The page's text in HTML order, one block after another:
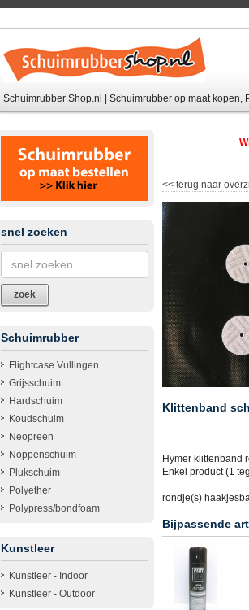
Schuimrubber Shop.nl | Schuimrubber op maat
snel zoeken
zoek
Schuimrubber
Flightcase Vullingen
Grijsschuim
Hardschuim
Koudschuim
Neopreen
Noppenschuim
Plukschuim
Polyether
Polypress/bondfoam
Kunstleer
Kunstleer - Indoor
Kunstleer - Outdoor
<< terug naar
Klittenband
Hymer klittenband
Enkel product (1
rondje(s)
Bijpassende